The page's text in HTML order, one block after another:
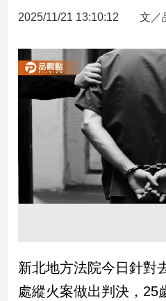
新
產
經/
市
品
政
治
2025/11/21 13:10:12 文／
新北地方法院今日針對
處縱火案做出判決，25